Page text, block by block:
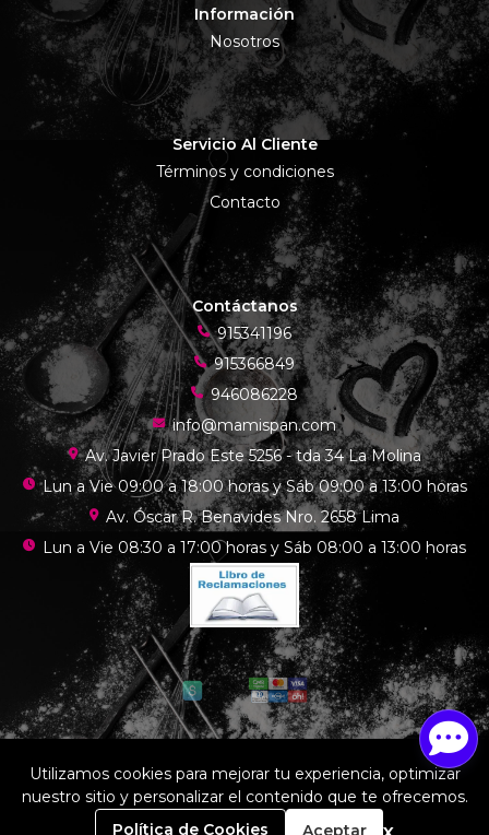
Información
Nosotros
Servicio Al Cliente
Términos y condiciones
Contacto
Contáctanos
915341196
915366849
946086228
info@mamispan.com
Av. Javier Prado Este 5256 - tda 34 La Molina
Lun a Vie 09:00 a 18:00 horas y Sáb 09:00 a 13:00 horas
Av. Óscar R. Benavides Nro. 2658 Lima
Lun a Vie 08:30 a 17:00 horas y Sáb 08:00 a 13:00 horas
Mamis chef © 2026
¿Te gusta mi tienda? Yo vendo conBsale
0
Utilizamos cookies para mejorar tu experiencia, optimizar
nuestro sitio y personalizar el contenido que te ofrecemos.
Política de Cookies
Aceptar